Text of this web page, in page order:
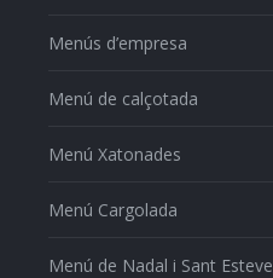
Menús d’empresa
Menú de calçotada
Menú Xatonades
Menú Cargolada
Menú de Nadal i Sant Esteve